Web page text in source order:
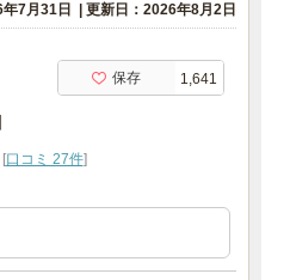
7月31日 更新日：2026年8月2日
保存 1,641
[口コミ 27件]